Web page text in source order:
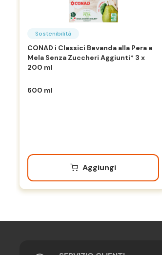
Sostenibilità
CONAD i Classici Bevanda alla Pera e
Mela Senza Zuccheri Aggiunti* 3 x
200 ml
600 ml
Aggiungi